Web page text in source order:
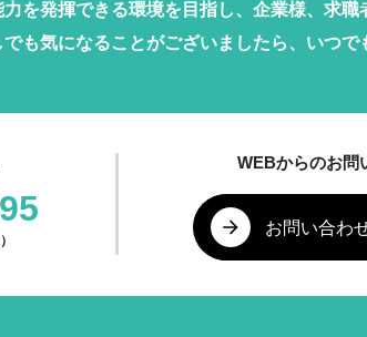
を発揮できる環境を目指し、企業様、求
も気になることがございましたら、いつ
WEBからのお問
お問い合わ